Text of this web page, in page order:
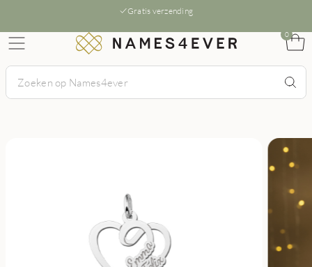
Gratis verzending
0